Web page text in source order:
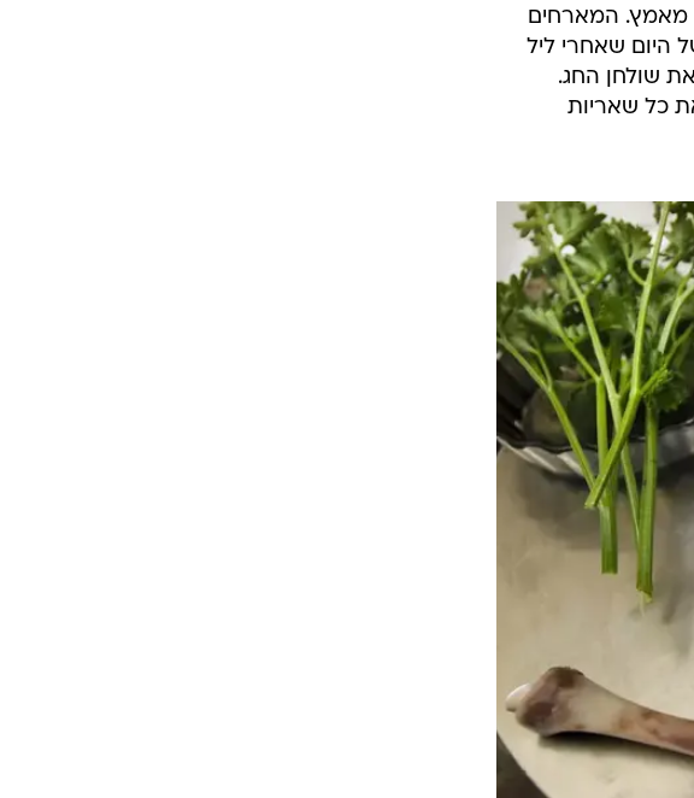
מאמץ. המארחים
היום שאחרי ליל
שולחן החג.
כל שאריות